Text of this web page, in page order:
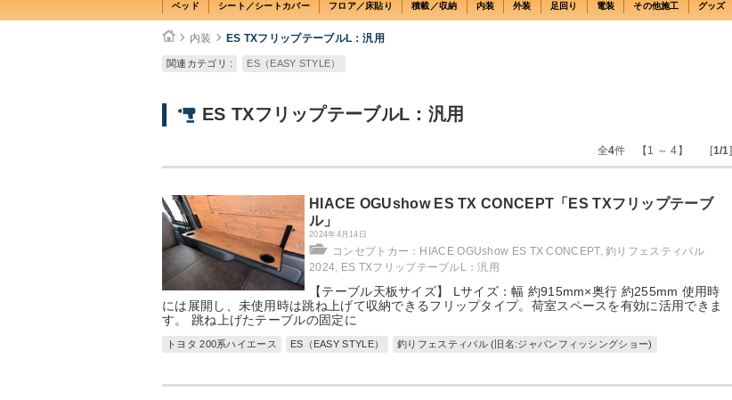
ベッド シート／シートカバー フロア／床貼り 積載／収納 内装 外装 足回り 電装 その他施工 グッズ
内装 ES TXフリップテーブルL：汎用
関連カテゴリ : ES（EASY STYLE）
ES TXフリップテーブルL：汎用
全4件 【1 ～ 4】 [1/1]
HIACE OGUshow ES TX CONCEPT「ES TXフリップテーブ
ル」
2024年4月14日
コンセプトカー：HIACE OGUshow ES TX CONCEPT,釣りフェスティバル
2024, ES TXフリップテーブルL：汎用
【テーブル天板サイズ】 Lサイズ：幅 約915mm×奥行 約255mm 使用時
には展開し、未使用時は跳ね上げて収納できるフリップタイプ。荷室スペースを有効に活用できま
す。 跳ね上げたテーブルの固定に
トヨタ 200系ハイエース ES（EASY STYLE） 釣りフェスティバル (旧名:ジャパンフィッシングショー)